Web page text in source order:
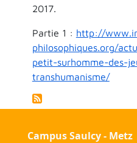
2017.
Partie 1 : http://
philosophiques.org/
petit-surhomme-des-
transhumanisme/
Campus Saulcy - Metz